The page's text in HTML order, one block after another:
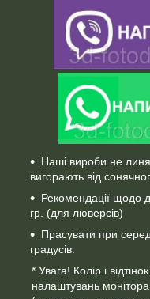
Наші вироби не
вигорають від
Рекомендації щодо
гр. (для люверсів)
Прасувати при
градусів.
* Увага! Колір і
налаштувань